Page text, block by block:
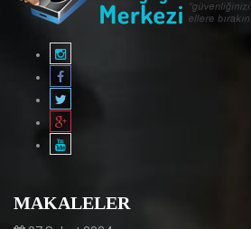
MAKALELER